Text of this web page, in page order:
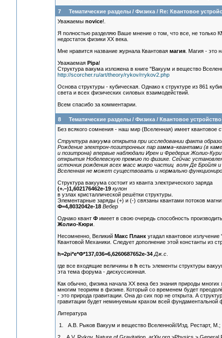
7 Тематические разделы/ Физика/ Re: Квантовое
Уважаемы novice!.
Я полностью разделяю Ваше мнение о том, что все, не только
недостаток физики ХХ века.
Мне нравится название журнала Квантовая магия. Магия - это
Уважаемая Pipa!
Структура вакума изложена в книге "Вакуум и вещество
http://scorcher.ru/art/theory/rykov/rrykov2.php
Основа структуры - кубическая. Однако к структуре из 861
света и всех физических силовых взаимодействий.
Всем спасибо за комментарии.
8 Тематические разделы/ Физика/ Квантовое
Без всякого сомнения - наш мир (Вселенная) имеет квантовое
Структура вакуума открыта при исследовании факта
Рождение электрон-позитронных пар гамма–квантами (в
и позитрона) впервые наблюдали Ирен и Фредерик Жолио-
открытия Нобелевскую премию по физике. Сейчас
источник рождения всех масс микро частиц волн Де Бройля
Вселенная не может существовать и нормально
Структура вакуума состоит из кванта электрического заряда
(+.–)1,602176462е-19кулон
в узлах кристаллической решётки структуры.
Элементарные заряды (+) и (-) связаны квантами потоков
Ф=4,8032042е-18 Вебер
Однако квант Фимеет в свою очередь способность
Жолио-Кюри
Несомненно, Великий Макс Планкугадал квантовое
Квантовой Механики. Следует дополнение этой константы из
h=2pi*e*Ф*137,036=6,6260687652е-34 Дж.с.
где все входящие величины в h есть элементы структуры
эта тема форума - дискуссионная.
Как обычно, физика начала ХХ века без знания природы
многим теориям в физике. Который со временем будет
- это природа гравитации. Она до сих пор не открыта. А
гравитации будет неминуемым крахом всей фундаментальной
Литература
1. А.В. Рыков Вакуум и вещество Вселенной//Изд. Рестарт, М.;